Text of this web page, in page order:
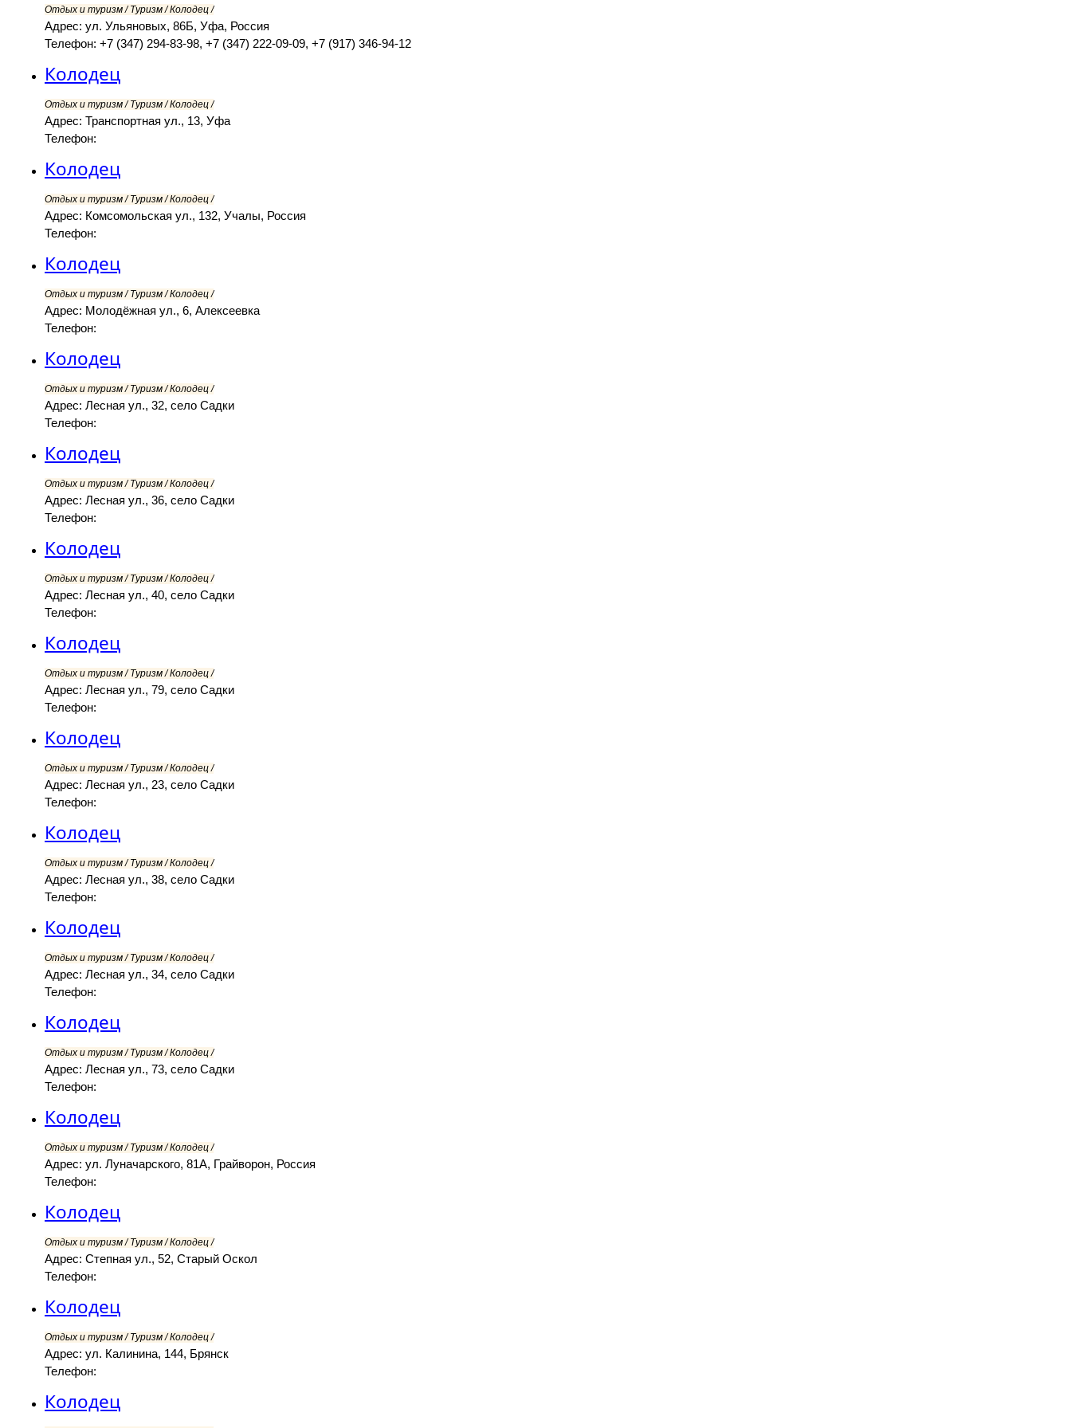
Отдых и туризм / Туризм / Колодец /
Адрес: ул. Ульяновых, 86Б, Уфа, Россия
Телефон: +7 (347) 294-83-98, +7 (347) 222-09-09, +7 (917) 346-94-12
Колодец
Отдых и туризм / Туризм / Колодец /
Адрес: Транспортная ул., 13, Уфа
Телефон:
Колодец
Отдых и туризм / Туризм / Колодец /
Адрес: Комсомольская ул., 132, Учалы, Россия
Телефон:
Колодец
Отдых и туризм / Туризм / Колодец /
Адрес: Молодёжная ул., 6, Алексеевка
Телефон:
Колодец
Отдых и туризм / Туризм / Колодец /
Адрес: Лесная ул., 32, село Садки
Телефон:
Колодец
Отдых и туризм / Туризм / Колодец /
Адрес: Лесная ул., 36, село Садки
Телефон:
Колодец
Отдых и туризм / Туризм / Колодец /
Адрес: Лесная ул., 40, село Садки
Телефон:
Колодец
Отдых и туризм / Туризм / Колодец /
Адрес: Лесная ул., 79, село Садки
Телефон:
Колодец
Отдых и туризм / Туризм / Колодец /
Адрес: Лесная ул., 23, село Садки
Телефон:
Колодец
Отдых и туризм / Туризм / Колодец /
Адрес: Лесная ул., 38, село Садки
Телефон:
Колодец
Отдых и туризм / Туризм / Колодец /
Адрес: Лесная ул., 34, село Садки
Телефон:
Колодец
Отдых и туризм / Туризм / Колодец /
Адрес: Лесная ул., 73, село Садки
Телефон:
Колодец
Отдых и туризм / Туризм / Колодец /
Адрес: ул. Луначарского, 81А, Грайворон, Россия
Телефон:
Колодец
Отдых и туризм / Туризм / Колодец /
Адрес: Степная ул., 52, Старый Оскол
Телефон:
Колодец
Отдых и туризм / Туризм / Колодец /
Адрес: ул. Калинина, 144, Брянск
Телефон:
Колодец